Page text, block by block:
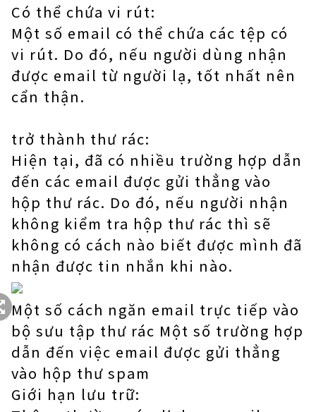
Có thể chứa vi rút:
Một số email có thể chứa các tệp có
vi rút. Do đó, nếu người dùng nhận
được email từ người lạ, tốt nhất nên
cẩn thận.
trở thành thư rác:
Hiện tại, đã có nhiều trường hợp dẫn
đến các email được gửi thẳng vào
hộp thư rác. Do đó, nếu người nhận
không kiểm tra hộp thư rác thì sẽ
không có cách nào biết được mình đã
nhận được tin nhắn khi nào.
Một số cách ngăn email trực tiếp vào
bộ sưu tập thư rác Một số trường hợp
dẫn đến việc email được gửi thẳng
vào hộp thư spam
Giới hạn lưu trữ: